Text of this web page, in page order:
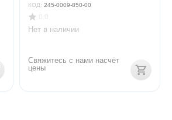
КОД: 245-0009-850-00
Нет в наличии
Свяжитесь с нами насчёт
цены